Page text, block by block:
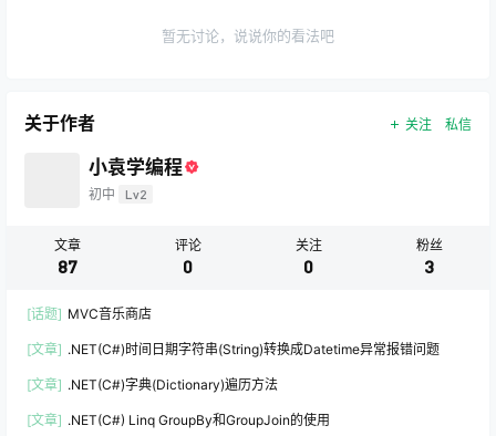
暂无讨论，说说你的看法吧
关于作者 关注 私信
小袁学编程
初中 Lv2
文章
87
评论
0
关注
0
粉丝
3
[话题] MVC音乐商店
[文章] .NET(C#)时间日期字符串(String)转换成Datetime异常报错问题
[文章] .NET(C#)字典(Dictionary)遍历方法
[文章] .NET(C#) Linq GroupBy和GroupJoin的使用